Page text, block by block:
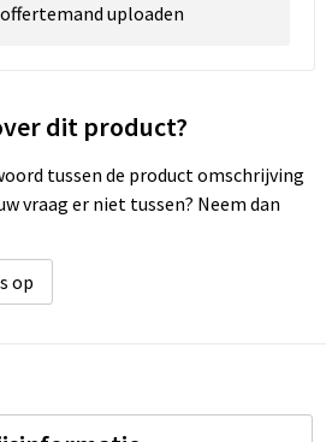
uploaden
dit product?
tussen de product omschrijving
vraag er niet tussen? Neem dan
op